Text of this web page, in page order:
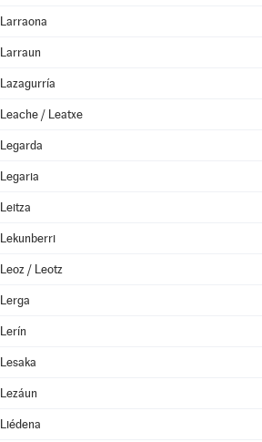
Larraona
Larraun
Lazagurría
Leache / Leatxe
Legarda
Legaria
Leitza
Lekunberri
Leoz / Leotz
Lerga
Lerín
Lesaka
Lezáun
Liédena